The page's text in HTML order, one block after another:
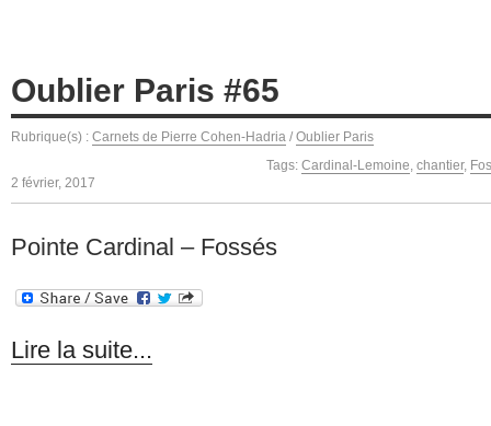
Oublier Paris #65
Rubrique(s) : Carnets de Pierre Cohen-Hadria / Oublier Paris
Tags: Cardinal-Lemoine, chantier,
2 février, 2017
Pointe Cardinal – Fossés
Lire la suite...